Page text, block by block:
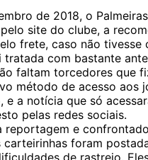
de 2018, o
site do clube, a
frete, caso não
com bastante
faltam torcedores que
método de acesso
e a notícia que só
pelas redes sociais.
reportagem e
carteirinhas foram
de rastreio.